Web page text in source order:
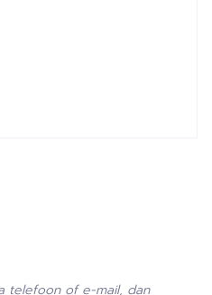
telefoon of e-mail, dan